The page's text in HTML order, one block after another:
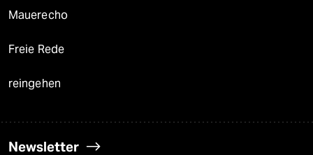
Mauerecho
Freie Rede
reingehen
Newsletter